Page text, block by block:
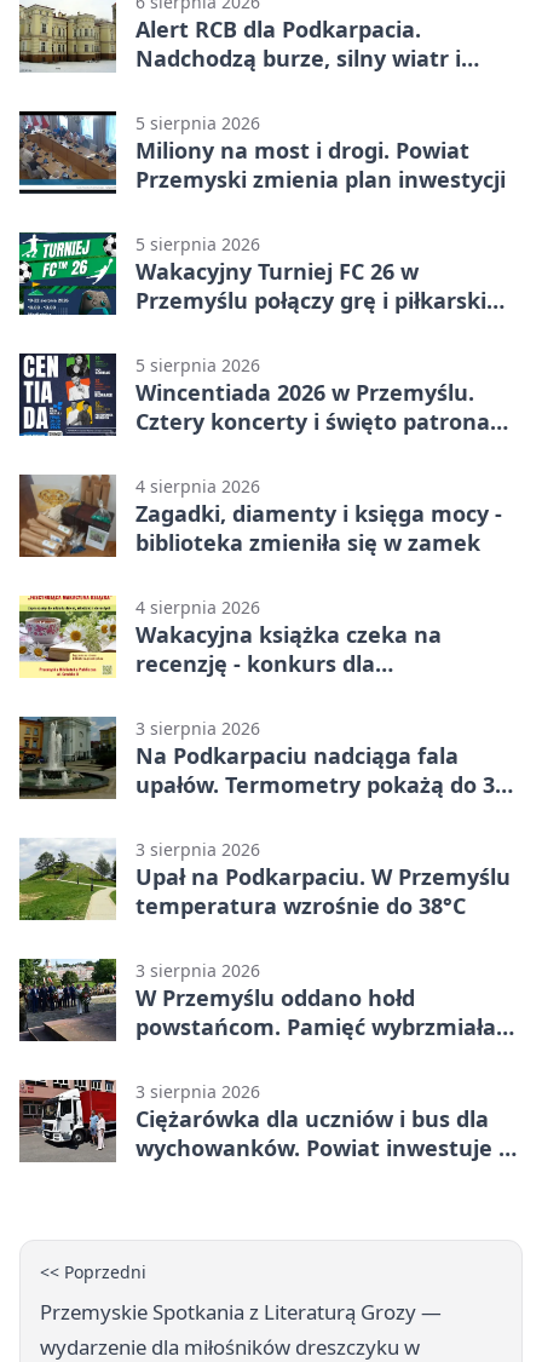
Alert RCB dla Podkarpacia.
Nadchodzą burze, silny wiatr i
5 sierpnia 2026
Miliony na most i drogi. Powiat
Przemyski zmienia plan inwestycji
5 sierpnia 2026
Wakacyjny Turniej FC 26 w
Przemyślu połączy grę i piłkarski
5 sierpnia 2026
Wincentiada 2026 w Przemyślu.
Cztery koncerty i święto patrona
4 sierpnia 2026
Zagadki, diamenty i księga mocy -
biblioteka zmieniła się w zamek
4 sierpnia 2026
Wakacyjna książka czeka na
recenzję - konkurs dla
3 sierpnia 2026
Na Podkarpaciu nadciąga fala
upałów. Termometry pokażą do 36
3 sierpnia 2026
Upał na Podkarpaciu. W Przemyślu
temperatura wzrośnie do 38°C
3 sierpnia 2026
W Przemyślu oddano hołd
powstańcom. Pamięć wybrzmiała
3 sierpnia 2026
Ciężarówka dla uczniów i bus dla
wychowanków. Powiat inwestuje w
<< Poprzedni
Przemyskie Spotkania z Literaturą Grozy —
wydarzenie dla miłośników dreszczyku w